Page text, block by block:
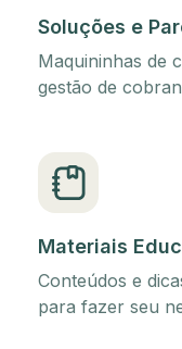
Soluções e
Maquininhas de
gestão de
Materiais
Conteúdos e
para fazer seu